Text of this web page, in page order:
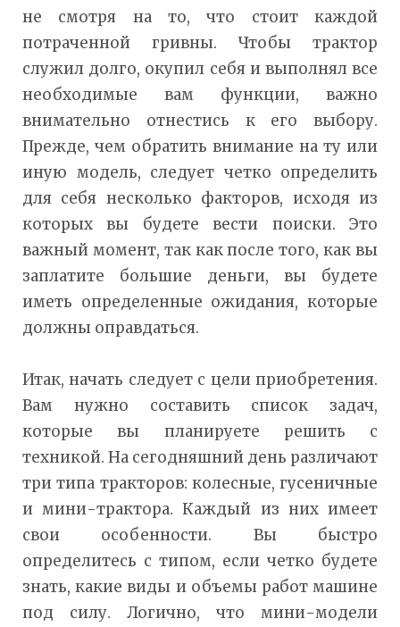
не смотря на то, что стоит каждой
потраченной гривны. Чтобы трактор
служил долго, окупил себя и выполнял все
необходимые вам функции, важно
внимательно отнестись к его выбору.
Прежде, чем обратить внимание на ту или
иную модель, следует четко определить
для себя несколько факторов, исходя из
которых вы будете вести поиски. Это
важный момент, так как после того, как вы
заплатите большие деньги, вы будете
иметь определенные ожидания, которые
должны оправдаться.
Итак, начать следует с цели приобретения.
Вам нужно составить список задач,
которые вы планируете решить с
техникой. На сегодняшний день различают
три типа тракторов: колесные, гусеничные
и мини-трактора. Каждый из них имеет
свои особенности. Вы быстро
определитесь с типом, если четко будете
знать, какие виды и объемы работ машине
под силу. Логично, что мини-модели